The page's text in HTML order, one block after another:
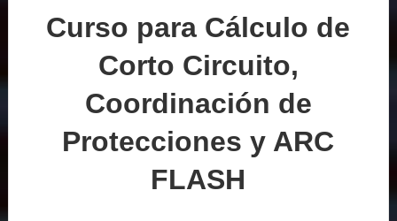
Curso para Cálculo de
Corto Circuito,
Coordinación de
Protecciones y ARC
FLASH